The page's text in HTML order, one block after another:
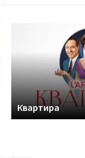
Квартира